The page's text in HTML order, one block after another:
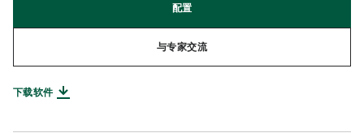
配置
与专家交流
下载软件